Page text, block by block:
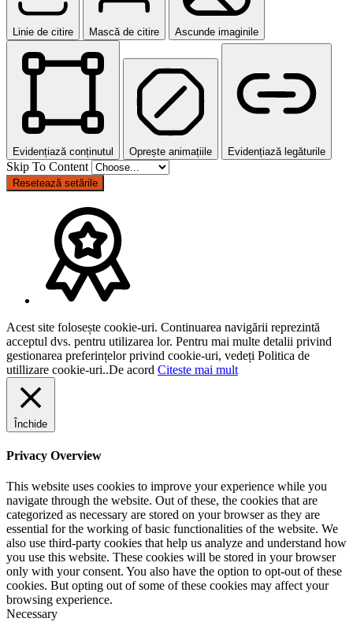
Linie de citire Mască de citire Ascunde imaginile
Evidențiază conținutul Oprește animațiile Evidențiază legăturile
Skip To Content
Resetează setările
Acest site folosește cookie-uri. Continuarea navigării reprezintă
acceptul dvs. pentru utilizarea lor. Pentru mai multe detalii privind
gestionarea preferințelor privind cookie-uri, vedeți Politica de
utillizare cookie-uri..De acord Citeste mai mult
Închide
Privacy Overview
This website uses cookies to improve your experience while you
navigate through the website. Out of these, the cookies that are
categorized as necessary are stored on your browser as they are
essential for the working of basic functionalities of the website. We
also use third-party cookies that help us analyze and understand how
you use this website. These cookies will be stored in your browser
only with your consent. You also have the option to opt-out of these
cookies. But opting out of some of these cookies may affect your
browsing experience.
Necessary